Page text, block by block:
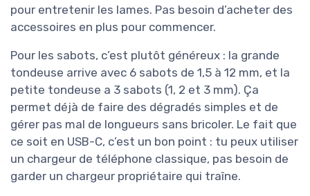
pour entretenir les lames. Pas besoin d’acheter des
accessoires en plus pour commencer.
Pour les sabots, c’est plutôt généreux : la grande
tondeuse arrive avec 6 sabots de 1,5 à 12 mm, et la
petite tondeuse a 3 sabots (1, 2 et 3 mm). Ça
permet déjà de faire des dégradés simples et de
gérer pas mal de longueurs sans bricoler. Le fait que
ce soit en USB-C, c’est un bon point : tu peux utiliser
un chargeur de téléphone classique, pas besoin de
garder un chargeur propriétaire qui traîne.